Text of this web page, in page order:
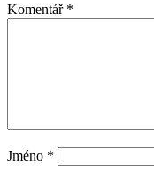
Komentář *
Jméno *